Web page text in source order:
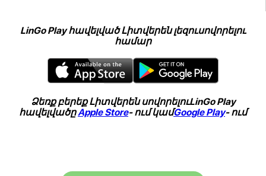
LinGo Play հավելված Լիտվերեն լեզուսովորելու
համար
Ձեռք բերեք Լիտվերեն սովորելուLinGo Play
հավելվածըApple Store- ում կամGoogle Play- ում